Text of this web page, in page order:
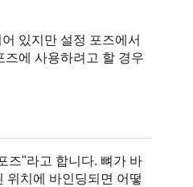
있지만 설정 포즈에서
에 사용하려고 할 경우
즈"라고 합니다. 뼈가 바
위치에 바인딩되면 어떻